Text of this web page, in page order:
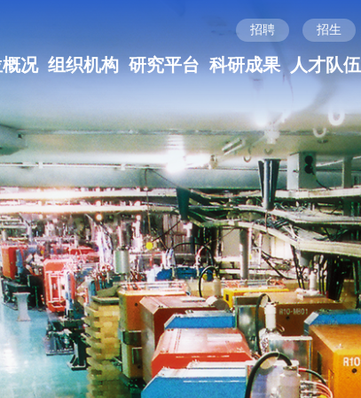
招聘 招生
况 组织机构 研究平台 科研成果 人才队伍